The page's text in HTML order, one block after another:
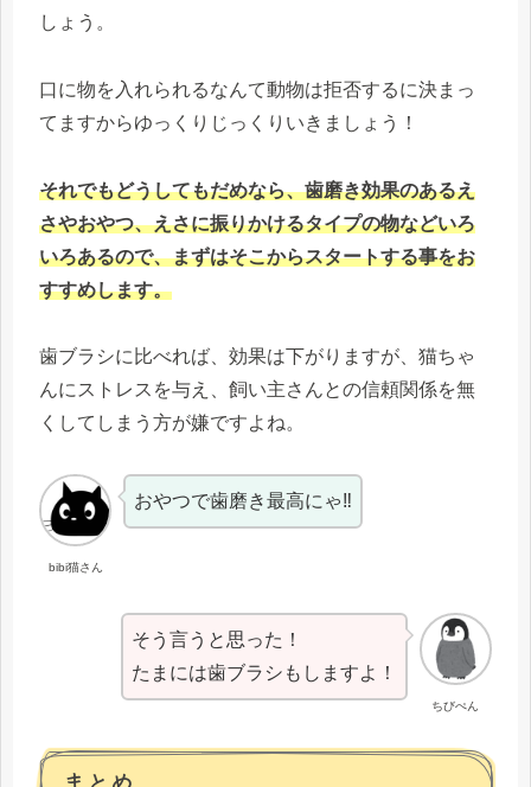
しょう。
口に物を入れられるなんて動物は拒否するに決まっ
てますからゆっくりじっくりいきましょう！
それでもどうしてもだめなら、歯磨き効果のあるえ
さやおやつ、えさに振りかけるタイプの物などいろ
いろあるので、まずはそこからスタートする事をお
すすめします。
歯ブラシに比べれば、効果は下がりますが、猫ちゃ
んにストレスを与え、飼い主さんとの信頼関係を無
くしてしまう方が嫌ですよね。
bibi猫さん
おやつで歯磨き最高にゃ‼
ちびぺん
そう言うと思った！
たまには歯ブラシもしますよ！